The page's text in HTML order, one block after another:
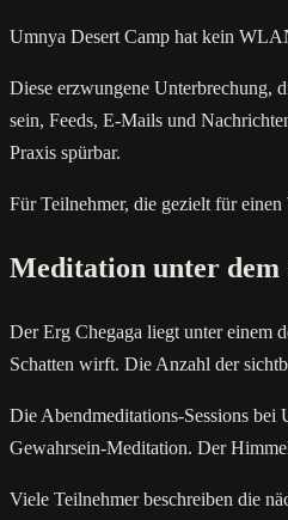
Umnya Desert Camp hat kein
Diese erzwungene Unterbrechung,
sein, Feeds, E-Mails und
Praxis spürbar.
Für Teilnehmer, die gezielt für
Meditation unter dem
Der Erg Chegaga liegt unter einem
Schatten wirft. Die Anzahl der
Die Abendmeditations-Sessions bei
Gewahrsein-Meditation. Der
Viele Teilnehmer beschreiben die